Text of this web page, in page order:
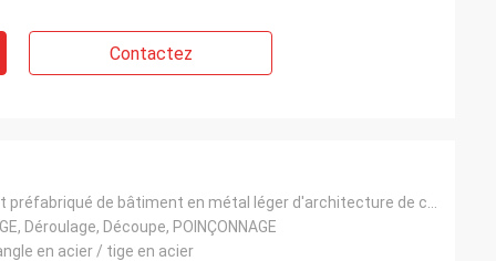
Contactez
Déroulage, Découpe, POINÇONNAGE
en acier / tige en acier